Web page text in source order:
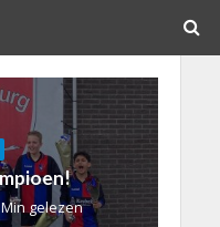
Min gelezen